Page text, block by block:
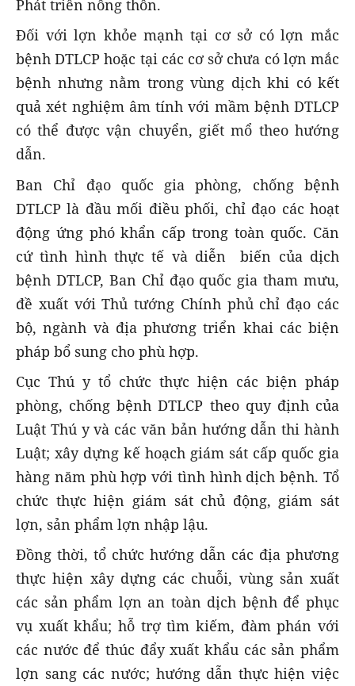
Phát triển nông thôn.
Đối với lợn khỏe mạnh tại cơ sở có lợn mắc
bệnh DTLCP hoặc tại các cơ sở chưa có lợn mắc
bệnh nhưng nằm trong vùng dịch khi có kết
quả xét nghiệm âm tính với mầm bệnh DTLCP
có thể được vận chuyển, giết mổ theo hướng
dẫn.
Ban Chỉ đạo quốc gia phòng, chống bệnh
DTLCP là đầu mối điều phối, chỉ đạo các hoạt
động ứng phó khẩn cấp trong toàn quốc. Căn
cứ tình hình thực tế và diễn biến của dịch
bệnh DTLCP, Ban Chỉ đạo quốc gia tham mưu,
đề xuất với Thủ tướng Chính phủ chỉ đạo các
bộ, ngành và địa phương triển khai các biện
pháp bổ sung cho phù hợp.
Cục Thú y tổ chức thực hiện các biện pháp
phòng, chống bệnh DTLCP theo quy định của
Luật Thú y và các văn bản hướng dẫn thi hành
Luật; xây dựng kế hoạch giám sát cấp quốc gia
hàng năm phù hợp với tình hình dịch bệnh. Tổ
chức thực hiện giám sát chủ động, giám sát
lợn, sản phẩm lợn nhập lậu.
Đồng thời, tổ chức hướng dẫn các địa phương
thực hiện xây dựng các chuỗi, vùng sản xuất
các sản phẩm lợn an toàn dịch bệnh để phục
vụ xuất khẩu; hỗ trợ tìm kiếm, đàm phán với
các nước để thúc đẩy xuất khẩu các sản phẩm
lợn sang các nước; hướng dẫn thực hiện việc